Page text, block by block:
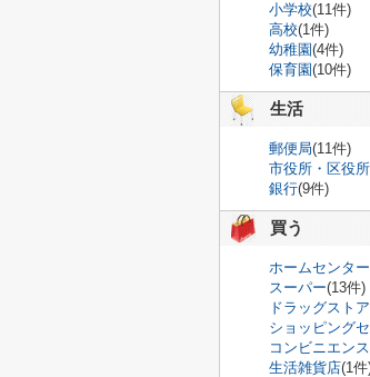
小学校(11件)
高校(1件)
幼稚園(4件)
保育園(10件)
生活
郵便局(11件)
市役所・区役所
銀行(9件)
買う
ホームセンター
スーパー(13件)
ドラッグストア
ショッピング
コンビニエン
生活雑貨店(1件